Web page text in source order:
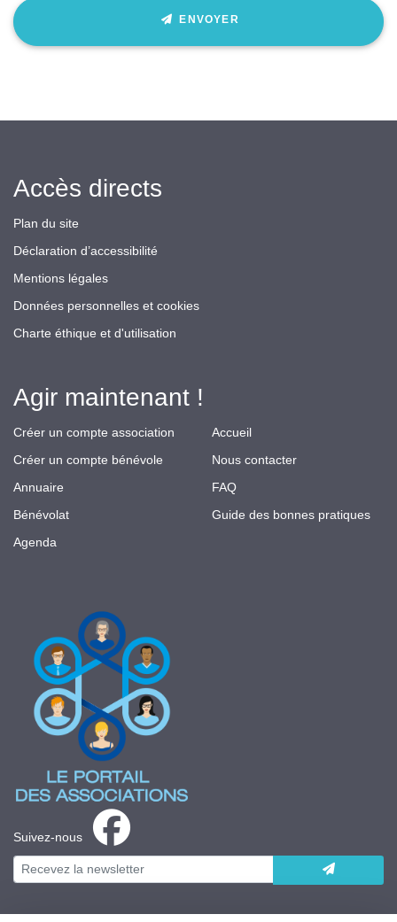
ENVOYER
Suivez-nous
Accès directs
Plan du site
Déclaration d’accessibilité
Mentions légales
Données personnelles et cookies
Charte éthique et d'utilisation
Agir maintenant !
Créer un compte association
Créer un compte bénévole
Annuaire
Bénévolat
Agenda
Accueil
Nous contacter
FAQ
Guide des bonnes pratiques